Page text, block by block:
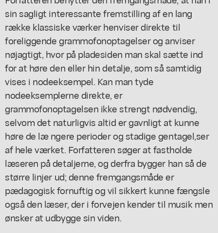
sin sagligt interessante fremstilling af en lang
række klassiske værker henviser direkte til
foreliggende grammofonoptagelser og anviser
nøjagtigt, hvor på pladesiden man skal sætte ind
for at høre den eller hin detalje, som så samtidig
vises i nodeeksempel. Kan man tyde
nodeeksemplerne direkte, er
grammofonoptagelsen ikke strengt nødvendig,
selvom det naturligvis altid er gavnligt at kunne
høre de læ ngere perioder og stadige gentagel,ser
af hele værket. Forfatteren søger at fastholde
læseren på detaljerne, og derfra bygger han så de
større linjer ud; denne fremgangsmåde er
pædagogisk fornuftig og vil sikkert kunne fængsle
også den læser, der i forvejen kender til musik men
ønsker at udbygge sin viden.